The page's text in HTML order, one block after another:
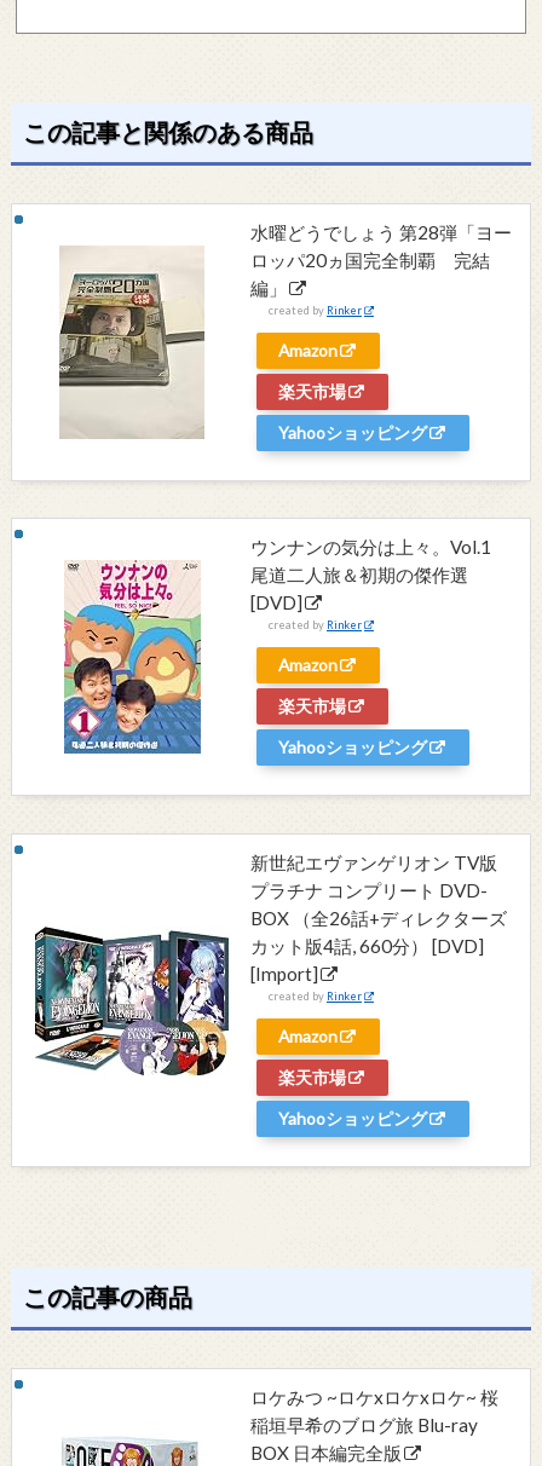
この記事と関係のある商品
水曜どうでしょう 第28弾「ヨー
ロッパ20ヵ国完全制覇 完結
編」
created by Rinker
Amazon
楽天市場
Yahooショッピング
ウンナンの気分は上々。Vol.1
尾道二人旅＆初期の傑作選
[DVD]
created by Rinker
Amazon
楽天市場
Yahooショッピング
新世紀エヴァンゲリオン TV版
プラチナ コンプリート DVD-
BOX （全26話+ディレクターズ
カット版4話, 660分） [DVD]
[Import]
created by Rinker
Amazon
楽天市場
Yahooショッピング
この記事の商品
ロケみつ ~ロケxロケxロケ~ 桜
稲垣早希のブログ旅 Blu-ray
BOX 日本編完全版